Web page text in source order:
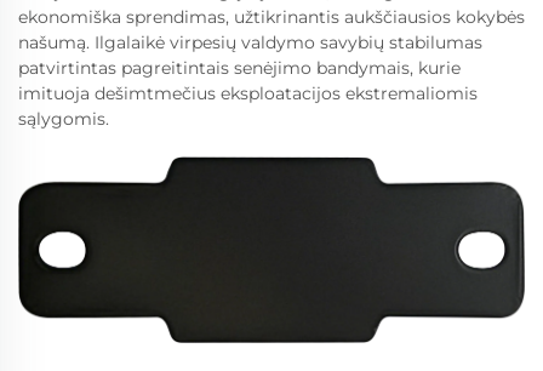
ekonomiška sprendimas, užtikrinantis aukščiausios kokybės
našumą. Ilgalaikė virpesių valdymo savybių stabilumas
patvirtintas pagreitintais senėjimo bandymais, kurie
imituoja dešimtmečius eksploatacijos ekstremaliomis
sąlygomis.